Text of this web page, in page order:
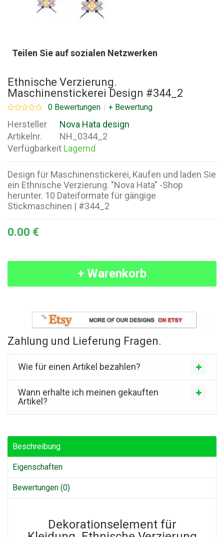
Teilen Sie auf sozialen Netzwerken
Ethnische Verzierung.
Maschinenstickerei Design #344_2
0 Bewertungen + Bewertung
Hersteller
Nova Hata design
Artikelnr.
NH_0344_2
Verfügbarkeit Lagernd
Design für Maschinenstickerei, Kaufen und laden Sie
ein Ethnische Verzierung. "Nova Hata" -Shop
herunter. 10 Dateiformate für gängige
Stickmaschinen | #344_2
0.00 €
+ Warenkorb
Zahlung und Lieferung Fragen.
Wie für einen Artikel bezahlen?
Wann erhalte ich meinen gekauften
Artikel?
Beschreibung
Eigenschaften
Bewertungen (0)
Dekorationselement für